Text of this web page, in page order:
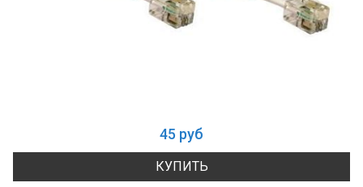
45 руб
КУПИТЬ